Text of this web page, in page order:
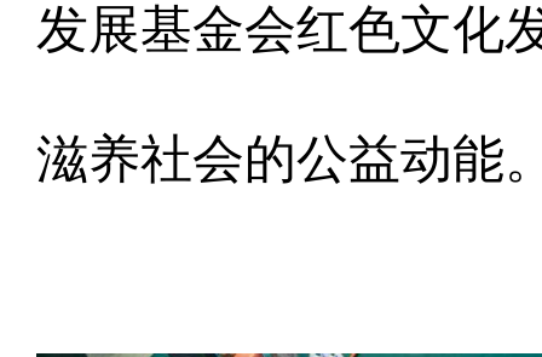
发展基金会红色文化
滋养社会的公益动能